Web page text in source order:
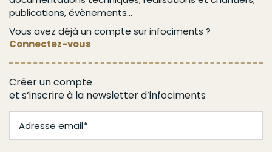
publications, évènements...
Vous avez déjà un compte sur infociments ?
Connectez-vous
Créer un compte
et s’inscrire à la newsletter d’infociments